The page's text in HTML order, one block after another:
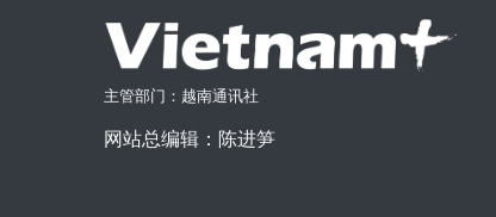
主管部门：越南通讯社
网站总编辑：陈进笋